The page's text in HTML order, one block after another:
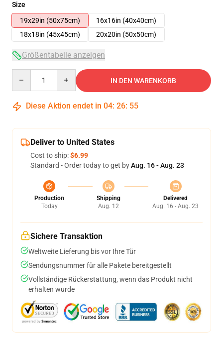
Size
19x29in (50x75cm)
16x16in (40x40cm)
18x18in (45x45cm)
20x20in (50x50cm)
Größentabelle anzeigen
IN DEN WARENKORB
Diese Aktion endet in 04: 26: 54
Deliver to United States
Cost to ship:$6.99
Standard - Order today to get byAug. 16 - Aug. 23
Production
Today
Shipping
Aug. 12
Delivered
Aug. 16 - Aug. 23
Sichere Transaktion
Weltweite Lieferung bis vor Ihre Tür
Sendungsnummer für alle Pakete bereitgestellt
Vollständige Rückerstattung, wenn das Produkt nicht
erhalten wurde